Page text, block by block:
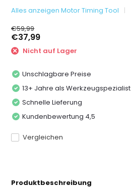
Alles anzeigen Motor Timing Tool
€59,99
€37,99
Nicht auf Lager
Unschlagbare Preise
13+ Jahre als Werkzeugspezialist
Schnelle Lieferung
Kundenbewertung 4,5
Vergleichen
Produktbeschreibung